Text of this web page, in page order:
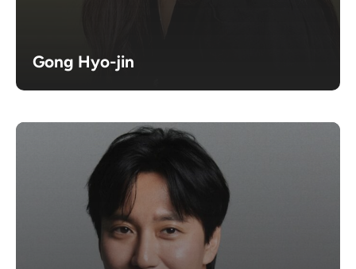
Gong Hyo-jin